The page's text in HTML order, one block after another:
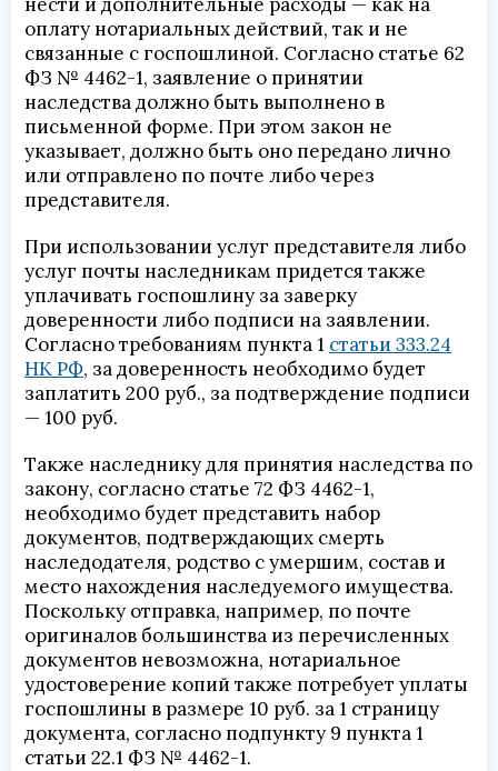
оплату нотариальных действий, так и не
связанные с госпошлиной. Согласно статье 62
ФЗ № 4462-1, заявление о принятии
наследства должно быть выполнено в
письменной форме. При этом закон не
указывает, должно быть оно передано лично
или отправлено по почте либо через
представителя.
При использовании услуг представителя либо
услуг почты наследникам придется также
уплачивать госпошлину за заверку
доверенности либо подписи на заявлении.
Согласно требованиям пункта 1 статьи 333.24
НК РФ, за доверенность необходимо будет
заплатить 200 руб., за подтверждение подписи
— 100 руб.
Также наследнику для принятия наследства по
закону, согласно статье 72 ФЗ 4462-1,
необходимо будет представить набор
документов, подтверждающих смерть
наследодателя, родство с умершим, состав и
место нахождения наследуемого имущества.
Поскольку отправка, например, по почте
оригиналов большинства из перечисленных
документов невозможна, нотариальное
удостоверение копий также потребует уплаты
госпошлины в размере 10 руб. за 1 страницу
документа, согласно подпункту 9 пункта 1
статьи 22.1 ФЗ № 4462-1.